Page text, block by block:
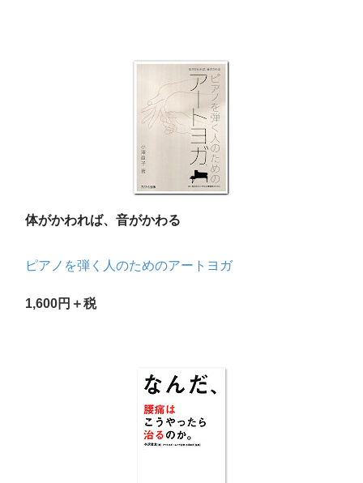
体がかわれば、音がかわる
ピアノを弾く人のためのアートヨガ
1,600円＋税